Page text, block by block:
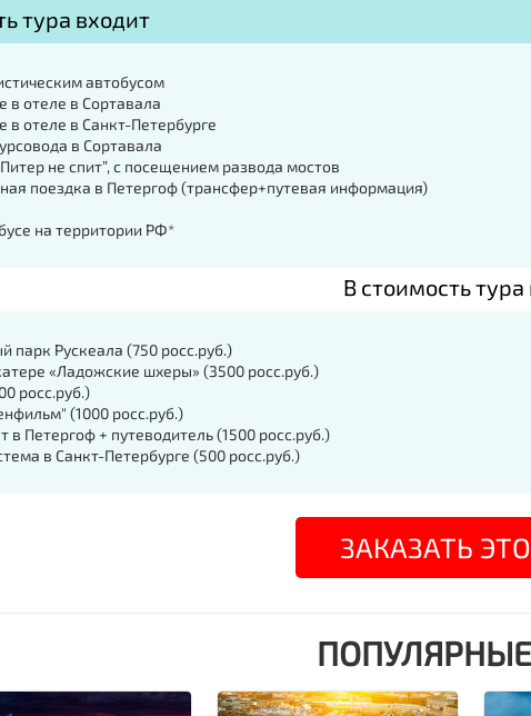
тура входит
автобусом
в отеле в Сортавала
в отеле в Санкт-Петербурге
в Сортавала
не спит”, с посещением развода мостов
поездка в Петергоф (трансфер+путевая информация)
на территории РФ*
В стоимость
парк Рускеала (750 росс.руб.)
«Ладожские шхеры» (3500 росс.руб.)
росс.руб.)
(1000 росс.руб.)
в Петергоф + путеводитель (1500 росс.руб.)
в Санкт-Петербурге (500 росс.руб.)
ЗАКАЗАТЬ